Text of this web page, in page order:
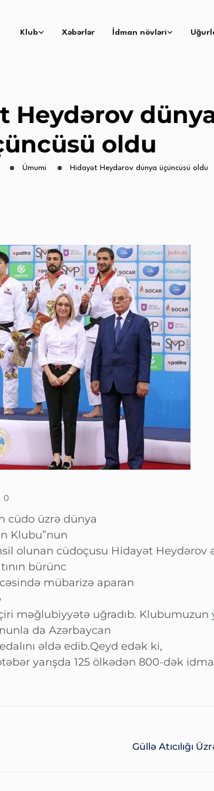
Klub Xəbərlər İdman növləri
Heydərov
oldu
Ümumi Hidayət Heydərov dünya üçüncüsü oldu
0
cüdo üzrə dünya
Klubu”nun
olunan cüdoçusu Hidayət Heydərov
bürünc
mübarizə aparan
məğlubiyyətə uğradıb. Klubumuzun
da Azərbaycan
əldə edib.Qeyd edək ki,
yarışda 125 ölkədən 800-dək
Güllə Atıcılığı